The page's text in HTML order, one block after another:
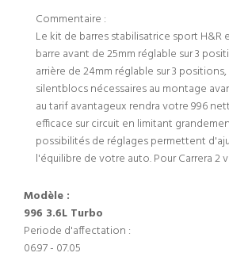
Commentaire :
Le kit de barres stabilisatrice sport
barre avant de 25mm réglable sur 3
arrière de 24mm réglable sur 3
silentblocs nécessaires au montage
au tarif avantageux rendra votre 996
efficace sur circuit en limitant
possibilités de réglages permettent
l'équilibre de votre auto. Pour Carrera 2
Modèle :
996 3.6L Turbo
Periode d'affectation :
06.97 - 07.05